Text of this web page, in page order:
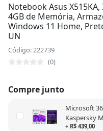
Notebook Asus
4GB de Memória,
Windows 11 Home,
UN
Código: 222739
(0)
Compre junto
Microsoft
Kaspersky
+ R$ 439,00